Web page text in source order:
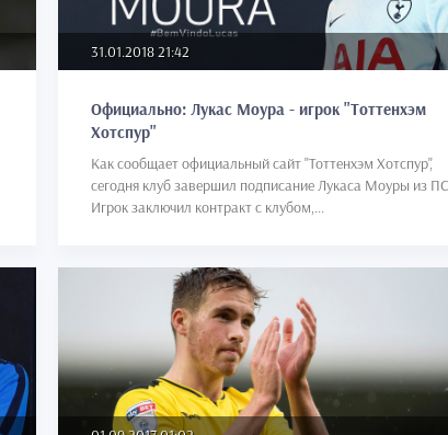
31.01.2018 21:42
Официально: Лукас Моура - игрок "Тоттенхэм
Хотспур"
Как сообщает официальный сайт "Тоттенхэм Хотспур",
сегодня клуб завершил подписание Лукаса Моуры из
Игрок заключил контракт с клубом,...